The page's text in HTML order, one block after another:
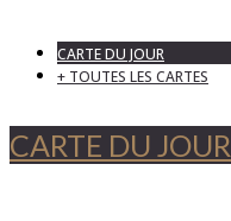
CARTE DU JOUR
+ TOUTES LES CARTES
CARTE DU JOUR